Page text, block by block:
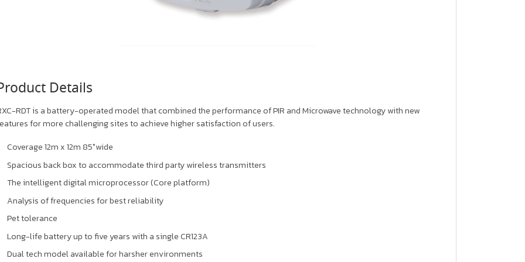
Details
RDT is a battery-operated model that combined the performance of PIR and Microwave technology with new
for more challenging sites to achieve higher satisfaction of users.
Coverage 12m x 12m 85°wide
Spacious back box to accommodate third party wireless transmitters
The intelligent digital microprocessor (Core platform)
Analysis of frequencies for best reliability
Pet tolerance
Long-life battery up to five years with a single CR123A
Dual tech model available for harsher environments